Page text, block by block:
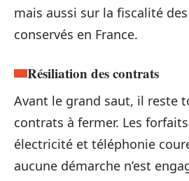
mais aussi sur la fiscalité
conservés en France.
Résiliation des contrats
Avant le grand saut, il reste
contrats à fermer. Les
électricité et téléphonie
aucune démarche n’est